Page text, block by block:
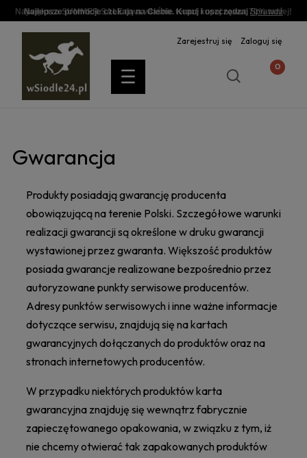
Największa SUMMER SALE trwa właśnie teraz! kupuj nawet 70% taniej!
Najlepsze promocje czekają na Ciebie. Kupuj i oszczędzajSprawdź
Zarejestruj się Zaloguj się
Gwarancja
Produkty posiadają gwarancję producenta
obowiązującą na terenie Polski. Szczegółowe warunki
realizacji gwarancji są określone w druku gwarancji
wystawionej przez gwaranta. Większość produktów
posiada gwarancje realizowane bezpośrednio przez
autoryzowane punkty serwisowe producentów.
Adresy punktów serwisowych i inne ważne informacje
dotyczące serwisu, znajdują się na kartach
gwarancyjnych dołączanych do produktów oraz na
stronach internetowych producentów.
W przypadku niektórych produktów karta
gwarancyjna znajduję się wewnątrz fabrycznie
zapieczętowanego opakowania, w związku z tym, iż
nie chcemy otwierać tak zapakowanych produktów